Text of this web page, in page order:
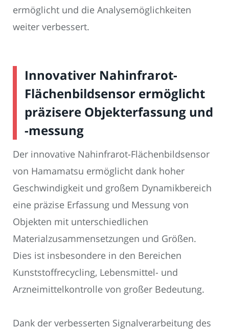
ermöglicht und die Analysemöglichkeiten
weiter verbessert.
Innovativer Nahinfrarot-
Flächenbildsensor ermöglicht
präzisere Objekterfassung und
-messung
Der innovative Nahinfrarot-Flächenbildsensor
von Hamamatsu ermöglicht dank hoher
Geschwindigkeit und großem Dynamikbereich
eine präzise Erfassung und Messung von
Objekten mit unterschiedlichen
Materialzusammensetzungen und Größen.
Dies ist insbesondere in den Bereichen
Kunststoffrecycling, Lebensmittel- und
Arzneimittelkontrolle von großer Bedeutung.
Dank der verbesserten Signalverarbeitung des